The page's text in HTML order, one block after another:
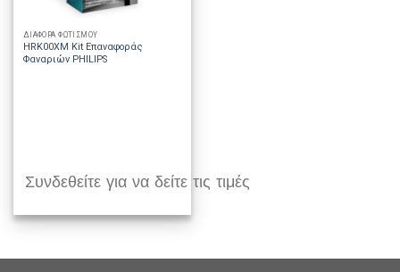
ΔΙΑΦΟΡΑ ΦΩΤΙΣΜΟΥ
HRK00XM Kit Επαναφοράς
Φαναριών PHILIPS
Συνδεθείτε για να δείτε τις τιμές